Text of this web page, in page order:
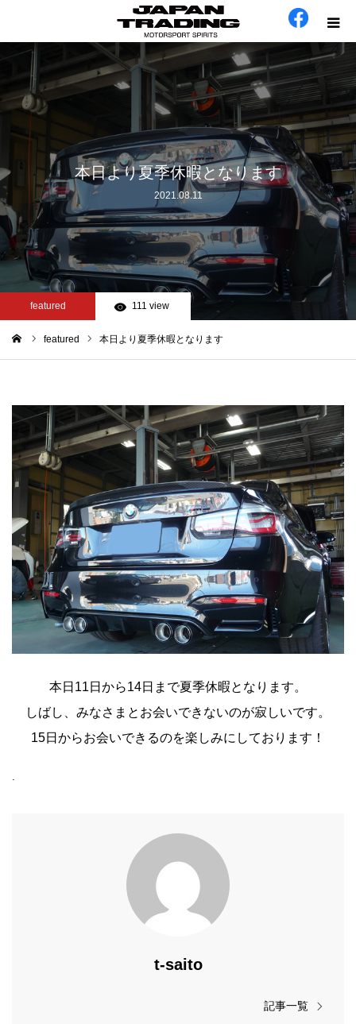
本日より夏季休暇となります
2021.08.11
featured 111 view
featured 本日より夏季休暇となります
本日11日から14日まで夏季休暇となります。
しばし、みなさまとお会いできないのが寂しいです。
15日からお会いできるのを楽しみにしております！
t-saito
記事一覧
会社概要
カテゴリー
工場日誌
お問い合わせ